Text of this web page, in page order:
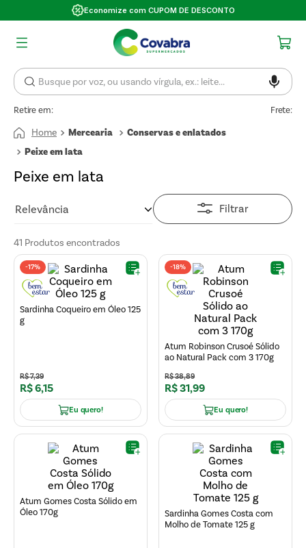
Economize com CUPOM DE DESCONTO
Retire em: Frete:
Mercearia
Conservas e enlatados
Peixe em lata
Peixe em lata
Relevância Filtrar
41 Produtos
-17%
Sardinha Coqueiro em Óleo 125
g
R$7,39
R$6,15
Eu quero!
-18%
Atum Robinson Crusoé Sólido
ao Natural Pack com 3 170g
R$38,89
R$31,99
Eu quero!
Atum Gomes Costa Sólido em
Óleo 170g
Sardinha Gomes Costa com
Molho de Tomate 125 g